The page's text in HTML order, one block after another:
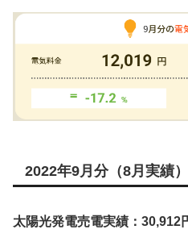
2022年9月分（8月実績
太陽光発電売電実績：30,912